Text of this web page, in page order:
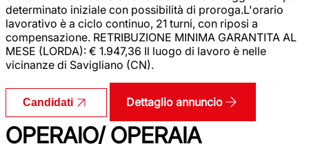
determinato iniziale con possibilità di proroga.L'orario
lavorativo è a ciclo continuo, 21 turni, con riposi a
compensazione. RETRIBUZIONE MINIMA GARANTITA AL
MESE (LORDA): € 1.947,36 Il luogo di lavoro è nelle
vicinanze di Savigliano (CN).
Candidati Dettaglio annuncio
OPERAIO/ OPERAIA